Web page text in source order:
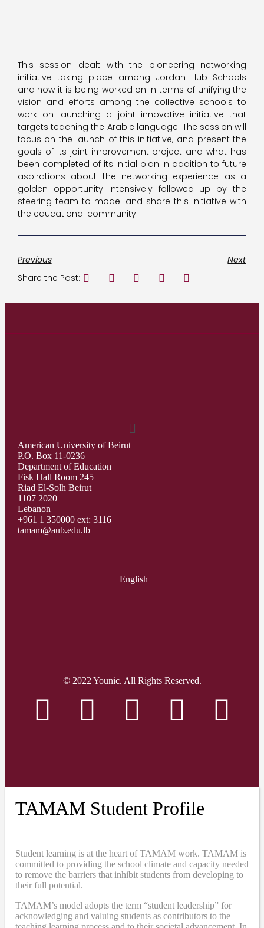
This session dealt with the pioneering networking
initiative taking place among Jordan Hub Schools
and how it is being worked on in terms of unifying the
vision and efforts among the collective schools to
work on launching a joint innovative initiative that
targets teaching the Arabic language. The session will
focus on the launch of this initiative, and present the
goals of its joint improvement project and what has
been completed of its initial plan in addition to future
aspirations about the networking experience as a
golden opportunity intensively followed up by the
steering team to model and share this initiative with
the educational community.
Previous
Next
Share the Post:
American University of Beirut
P.O. Box 11-0236
Department of Education
Fisk Hall Room 245
Riad El-Solh Beirut
1107 2020
Lebanon
+961 1 350000 ext: 3116
tamam@aub.edu.lb
English
© 2022 Younic. All Rights Reserved.
TAMAM Student Profile
Student learning is at the heart of TAMAM work. TAMAM is
committed to providing the school climate and capacity needed
to remove the barriers that inhibit students from developing to
their full potential.
TAMAM’s model adopts the term “student leadership” for
acknowledging and valuing students as contributors to the